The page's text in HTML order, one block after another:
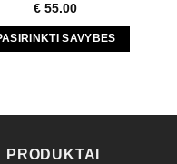
€ 55.00
SAVYBES
PRODUKTAI